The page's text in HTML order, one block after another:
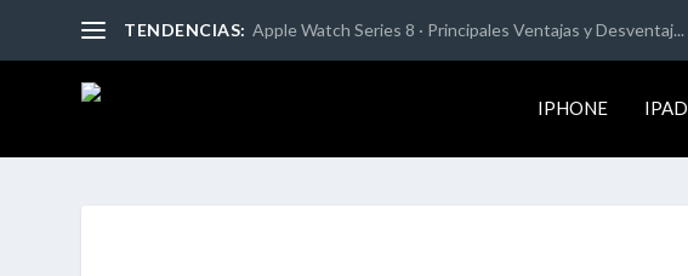
TENDENCIAS: Apple Watch Series 8 · Principales Ventajas y Desventaj...
IPHONE IPAD